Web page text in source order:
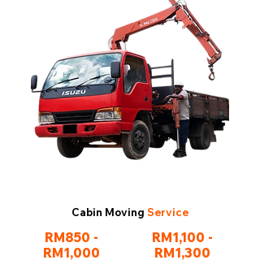
Cabin Moving Service
RM850 -
RM1,000
RM1,100 -
RM1,300